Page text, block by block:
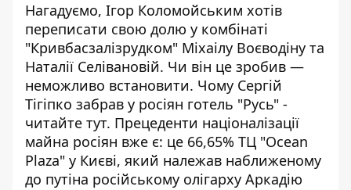
Нагадуємо, Ігор Коломойським хотів
переписати свою долю у комбінаті
"Кривбасзалізрудком" Міхаілу Воєводіну та
Наталії Селівановій. Чи він це зробив —
неможливо встановити. Чому Сергій
Тігіпко забрав у росіян готель "Русь" -
читайте тут. Прецеденти націоналізації
майна росіян вже є: це 66,65% ТЦ "Ocean
Plaza" у Києві, який належав наближеному
до путіна російському олігарху Аркадію